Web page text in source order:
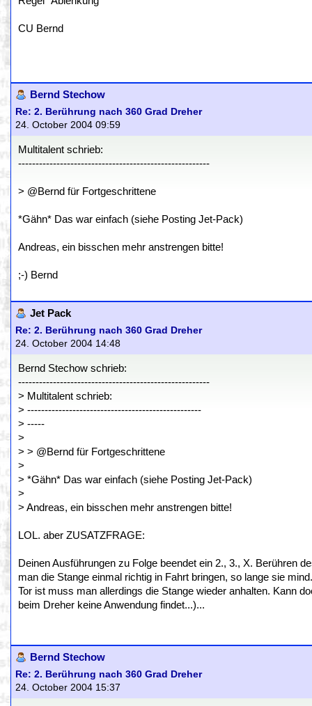
CU Bernd
Bernd Stechow
Re: 2. Berührung nach 360 Grad Dreher
24. October 2004 09:59
Multitalent schrieb:
-------------------------------------------------------
> @Bernd für Fortgeschrittene
*Gähn* Das war einfach (siehe Posting Jet-Pack)
Andreas, ein bisschen mehr anstrengen bitte!
;-) Bernd
Jet Pack
Re: 2. Berührung nach 360 Grad Dreher
24. October 2004 14:48
Bernd Stechow schrieb:
-------------------------------------------------------
> Multitalent schrieb:
> --------------------------------------------------
> -----
>
> > @Bernd für Fortgeschrittene
>
> *Gähn* Das war einfach (siehe Posting Jet-Pack)
>
> Andreas, ein bisschen mehr anstrengen bitte!
LOL. aber ZUSATZFRAGE:
Deinen Ausführungen zu Folge beendet ein 2., 3., X. Berühren
man die Stange einmal richtig in Fahrt bringen, so lange sie
Tor ist muss man allerdings die Stange wieder anhalten. Kann
beim Dreher keine Anwendung findet...)...
Bernd Stechow
Re: 2. Berührung nach 360 Grad Dreher
24. October 2004 15:37